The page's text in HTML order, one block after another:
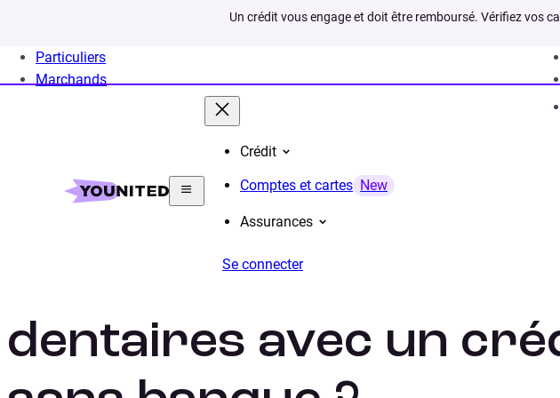
Un crédit vous engage et doit être remboursé. Vérifiez vos
Particuliers
Marchands
Crédit
Comptes et cartes New
Assurances
Se connecter
Home Crédit Consommation Credit dentaire
Financer ses soins
dentaires avec un